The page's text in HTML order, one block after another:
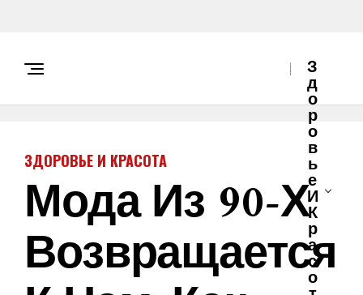
З
Д
О
Р
О
В
Ь
Е
И
К
Р
А
С
О
ЗДОРОВЬЕ И КРАСОТА
Мода Из 90-Х
Возвращается